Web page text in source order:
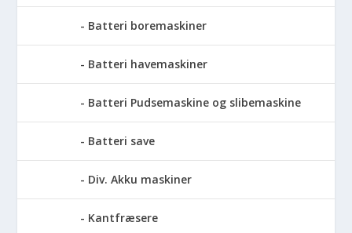
Batteri boremaskiner
Batteri havemaskiner
Batteri Pudsemaskine og slibemaskine
Batteri save
Div. Akku maskiner
Kantfræsere